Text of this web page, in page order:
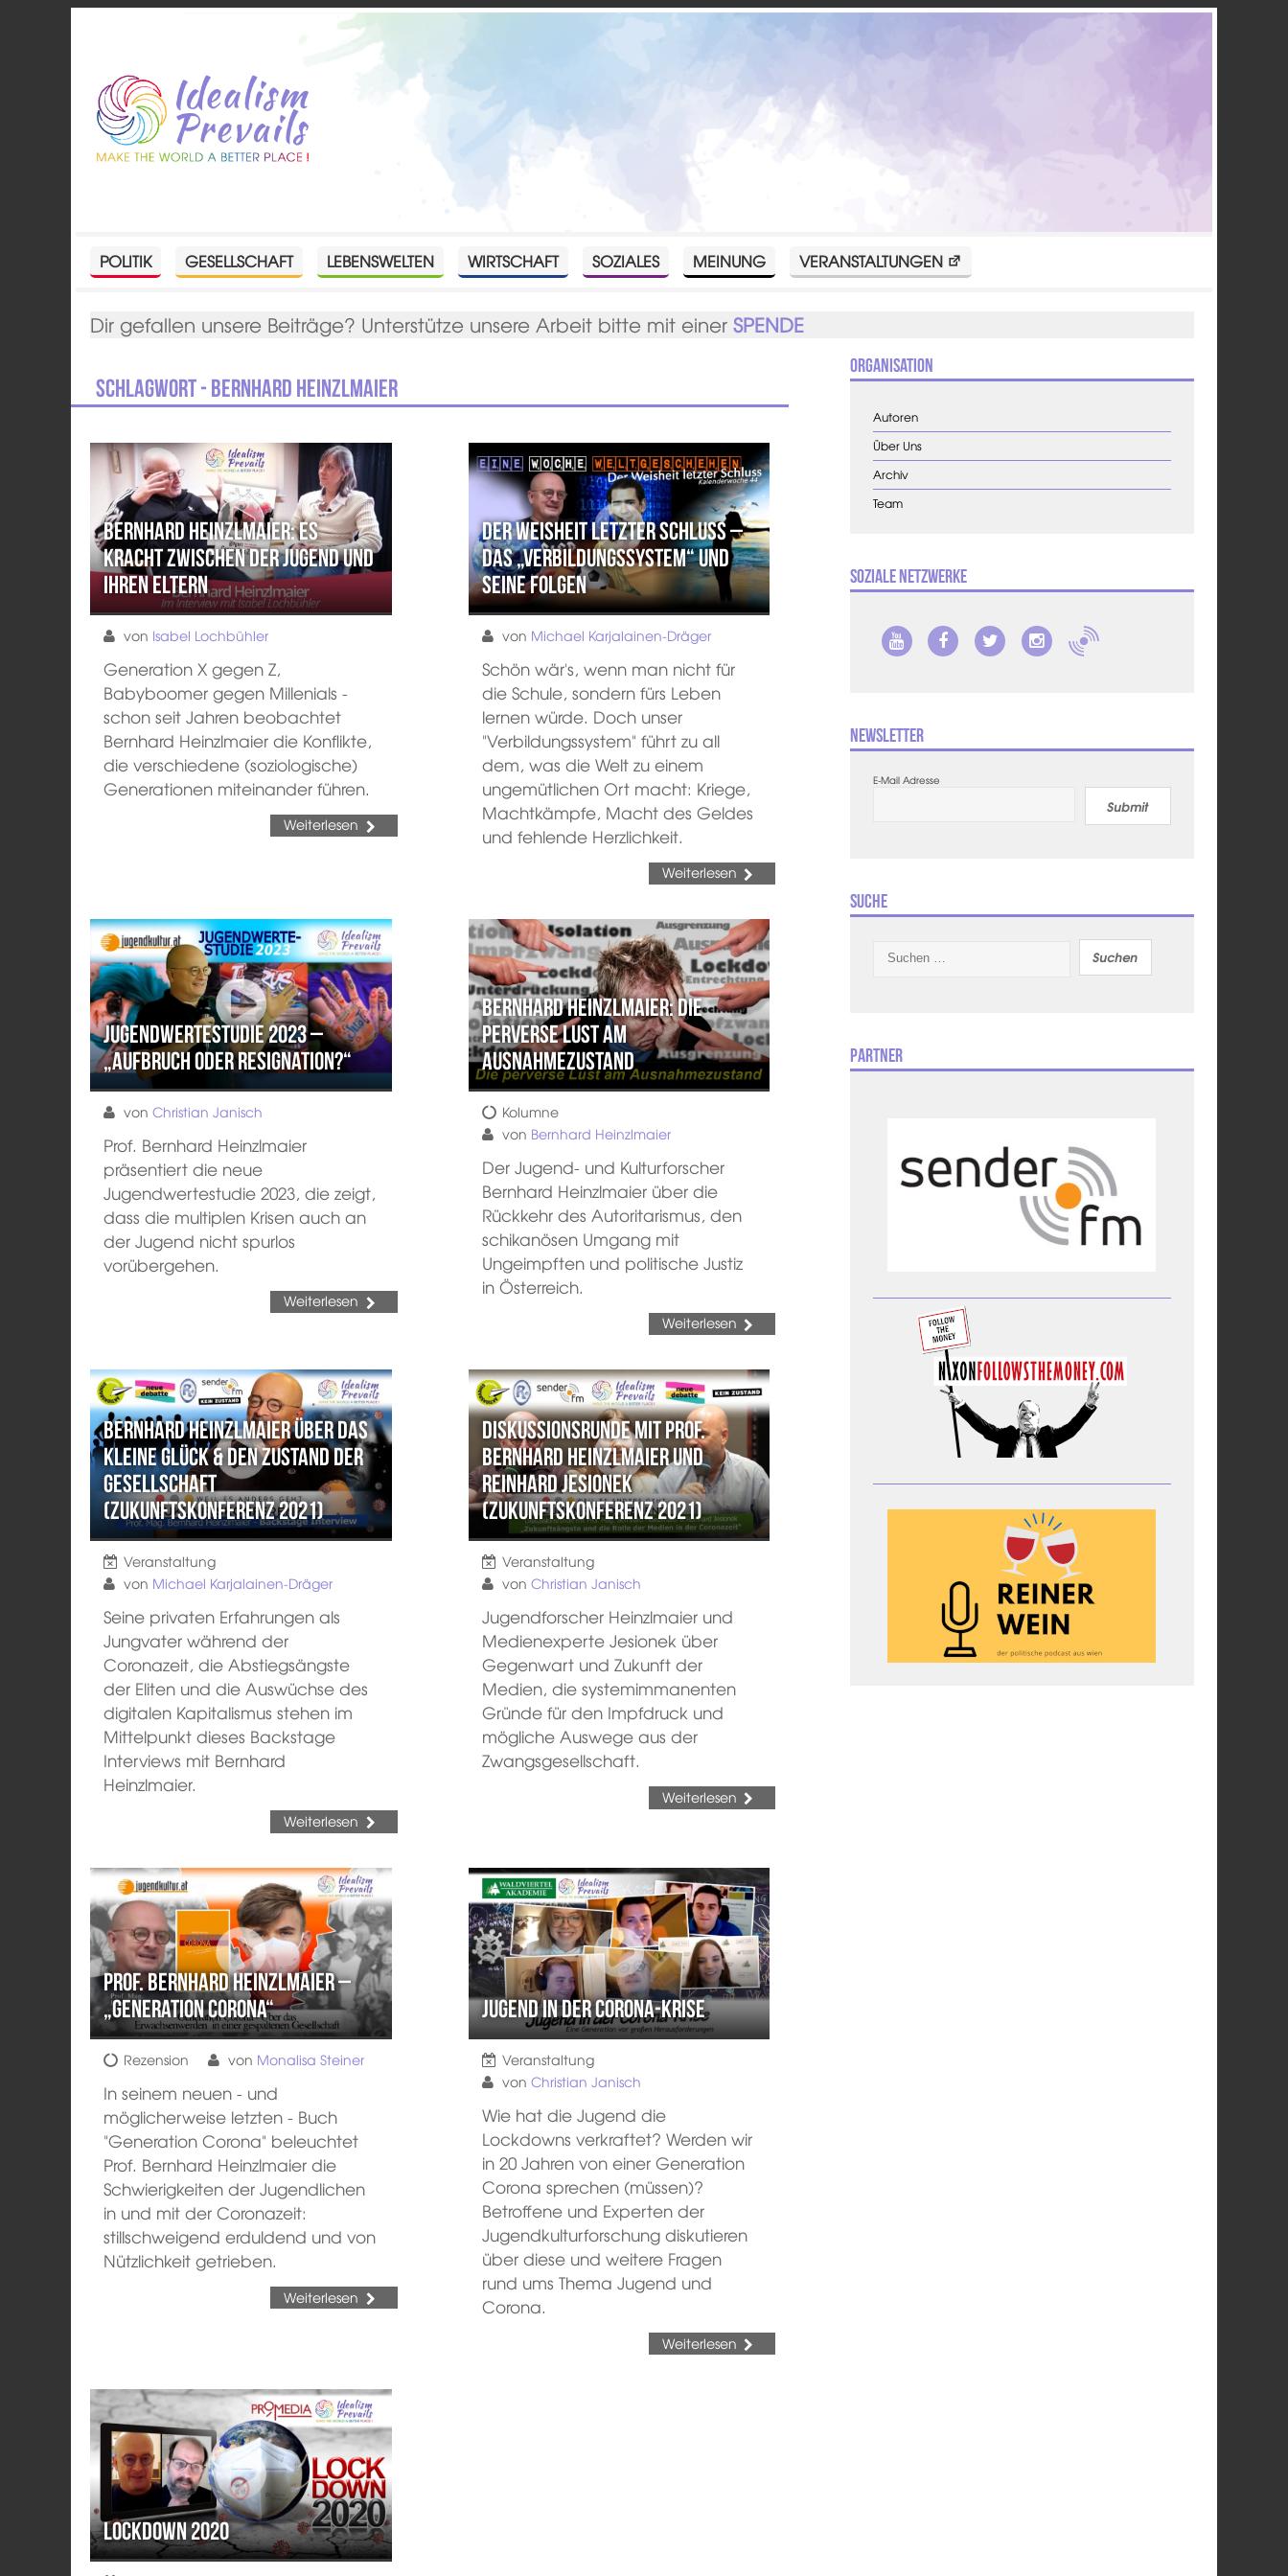
POLITIK GESELLSCHAFT LEBENSWELTEN WIRTSCHAFT SOZIALES MEINUNG VERANSTALTUNGEN
Dir gefallen unsere Beiträge? Unterstütze unsere Arbeit bitte mit einerSPENDE
Schlagwort - Bernhard Heinzlmaier
Bernhard Heinzlmaier: Es
kracht zwischen der Jugend und
ihren Eltern
von Isabel Lochbühler
Generation X gegen Z,
Babyboomer gegen Millenials -
schon seit Jahren beobachtet
Bernhard Heinzlmaier die Konflikte,
die verschiedene (soziologische)
Generationen miteinander führen.
Weiterlesen
Der Weisheit letzter Schluss –
Das „Verbildungssystem“ und
seine Folgen
von Michael Karjalainen-Dräger
Schön wär's, wenn man nicht für
die Schule, sondern fürs Leben
lernen würde. Doch unser
"Verbildungssystem" führt zu all
dem, was die Welt zu einem
ungemütlichen Ort macht: Kriege,
Machtkämpfe, Macht des Geldes
und fehlende Herzlichkeit.
Weiterlesen
Jugendwertestudie 2023 –
„Aufbruch oder Resignation?“
vonChristian Janisch
Prof. Bernhard Heinzlmaier
präsentiert die neue
Jugendwertestudie 2023, die zeigt,
dass die multiplen Krisen auch an
der Jugend nicht spurlos
vorübergehen.
Weiterlesen
Bernhard Heinzlmaier: Die
perverse Lust am
Ausnahmezustand
Kolumne
von Bernhard Heinzlmaier
Der Jugend- und Kulturforscher
Bernhard Heinzlmaier über die
Rückkehr des Autoritarismus, den
schikanösen Umgang mit
Ungeimpften und politische Justiz
in Österreich.
Weiterlesen
Bernhard Heinzlmaier über das
kleine Glück & den Zustand der
Gesellschaft
(Zukunftskonferenz 2021)
Veranstaltung
von Michael Karjalainen-Dräger
Seine privaten Erfahrungen als
Jungvater während der
Coronazeit, die Abstiegsängste
der Eliten und die Auswüchse des
digitalen Kapitalismus stehen im
Mittelpunkt dieses Backstage
Interviews mit Bernhard
Heinzlmaier.
Weiterlesen
Diskussionsrunde mit Prof.
Bernhard Heinzlmaier und
Reinhard Jesionek
(Zukunftskonferenz 2021)
Veranstaltung
von Christian Janisch
Jugendforscher Heinzlmaier und
Medienexperte Jesionek über
Gegenwart und Zukunft der
Medien, die systemimmanenten
Gründe für den Impfdruck und
mögliche Auswege aus der
Zwangsgesellschaft.
Weiterlesen
Prof. Bernhard Heinzlmaier –
„Generation Corona“
Rezension von Monalisa Steiner
In seinem neuen - und
möglicherweise letzten - Buch
"Generation Corona" beleuchtet
Prof. Bernhard Heinzlmaier die
Schwierigkeiten der Jugendlichen
in und mit der Coronazeit:
stillschweigend erduldend und von
Nützlichkeit getrieben.
Weiterlesen
Jugend in der Corona-Krise
Veranstaltung
von Christian Janisch
Wie hat die Jugend die
Lockdowns verkraftet? Werden wir
in 20 Jahren von einer Generation
Corona sprechen (müssen)?
Betroffene und Experten der
Jugendkulturforschung diskutieren
über diese und weitere Fragen
rund ums Thema Jugend und
Corona.
Weiterlesen
Lockdown 2020
Organisation
Autoren
Über Uns
Archiv
Team
Soziale Netzwerke
Newsletter
E-Mail Adresse
Submit
Suche
nach:
Partner